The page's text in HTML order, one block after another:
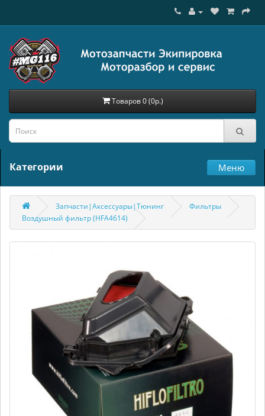
Товаров 0 (0р.)
Категории Меню
Запчасти|Аксессуары|Тюнинг
Фильтры
Воздушный фильтр (HFA4614)